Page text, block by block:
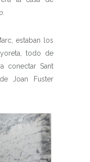
.
estaban los
todo de
conectar Sant
Joan Fuster